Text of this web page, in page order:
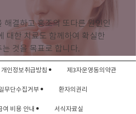
해결하고홍조의 또다른 원인인
대한 치료도 함께하여 확실한
것을 목표로 합니다.
개인정보취급방침 제3자운영동의약관
무단수집거부 환자의권리
여 비용 안내 서식자료실